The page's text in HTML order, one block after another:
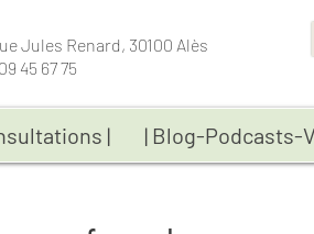
Jules Renard, 30100 Alès
45 67 75
| | Blog-Podcasts-